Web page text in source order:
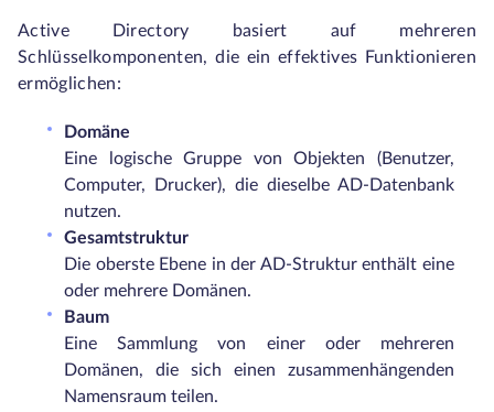
Active Directory basiert auf mehreren
Schlüsselkomponenten, die ein effektives Funktionieren
ermöglichen:
Domäne
Eine logische Gruppe von Objekten (Benutzer,
Computer, Drucker), die dieselbe AD-Datenbank
nutzen.
Gesamtstruktur
Die oberste Ebene in der AD-Struktur enthält eine
oder mehrere Domänen.
Baum
Eine Sammlung von einer oder mehreren
Domänen, die sich einen zusammenhängenden
Namensraum teilen.